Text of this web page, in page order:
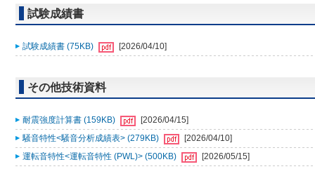
試験成績書
試験成績書 (75KB) [2026/04/10]
その他技術資料
耐震強度計算書 (159KB)
[2026/04/15]
騒音特性<騒音分析成績表> (279KB)
[2026/04/10]
運転音特性<運転音特性 (PWL)> (500KB)
[2026/05/15]